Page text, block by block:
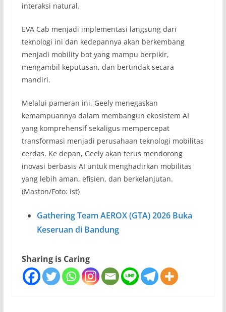
interaksi natural.
EVA Cab menjadi implementasi langsung dari
teknologi ini dan kedepannya akan berkembang
menjadi mobility bot yang mampu berpikir,
mengambil keputusan, dan bertindak secara
mandiri.
Melalui pameran ini, Geely menegaskan
kemampuannya dalam membangun ekosistem AI
yang komprehensif sekaligus mempercepat
transformasi menjadi perusahaan teknologi mobilitas
cerdas. Ke depan, Geely akan terus mendorong
inovasi berbasis AI untuk menghadirkan mobilitas
yang lebih aman, efisien, dan berkelanjutan.
(Maston/Foto: ist)
Gathering Team AEROX (GTA) 2026 Buka
Keseruan di Bandung
Sharing is Caring